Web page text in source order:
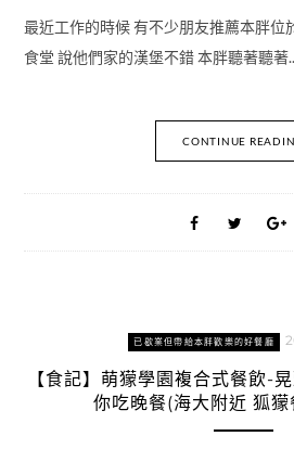
最近工作的時候 有不少朋友推薦本胖位
食堂 說他們家的漢堡不錯 本胖聽著聽著
CONTINUE
已歇業但帶給本胖歡樂的好餐廳
【食記】萌獴學園複合式餐飲-
你吃晚餐(海大附近 狐